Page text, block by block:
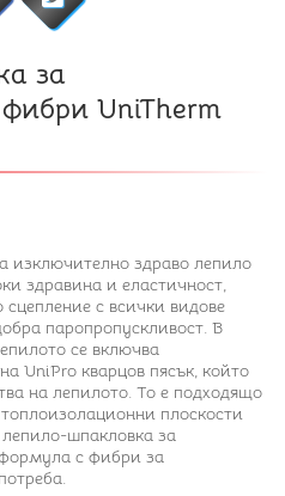
за
UniTherm
изключително здраво лепило
здравина и еластичност,
с всички видове
паропропускливост. В
се включва
UniPro кварцов пясък, който
на лепилото. То е подходящо
плоскости
шпакловка за
с фибри за